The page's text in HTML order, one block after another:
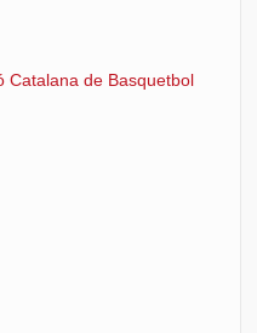
Catalana de Basquetbol